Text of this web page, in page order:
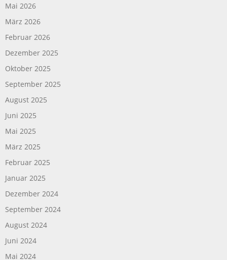
Mai 2026
März 2026
Februar 2026
Dezember 2025
Oktober 2025
September 2025
August 2025
Juni 2025
Mai 2025
März 2025
Februar 2025
Januar 2025
Dezember 2024
September 2024
August 2024
Juni 2024
Mai 2024